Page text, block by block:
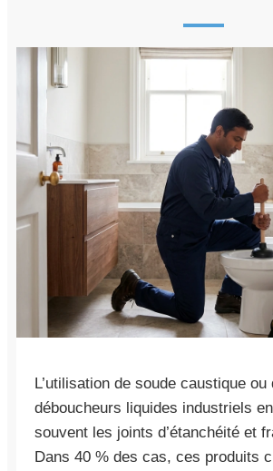
L’utilisation de soude caustique ou
déboucheurs liquides industriels
souvent les joints d’étanchéité et
Dans 40 % des cas, ces produits